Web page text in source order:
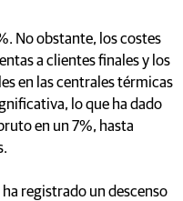
No obstante, los costes
a clientes finales y los
en las centrales térmicas
lo que ha dado
en un 7%, hasta
registrado un descenso